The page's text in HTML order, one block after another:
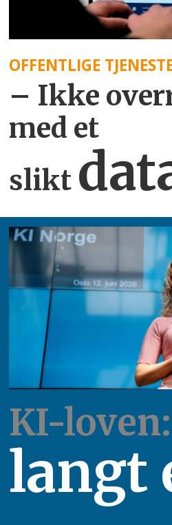
OFFENTLIGE
– Ikke
med et
slikt
KI-loven:
langt